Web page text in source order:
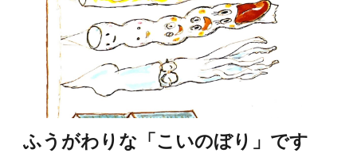
ふうがわりな「こいのぼり」です